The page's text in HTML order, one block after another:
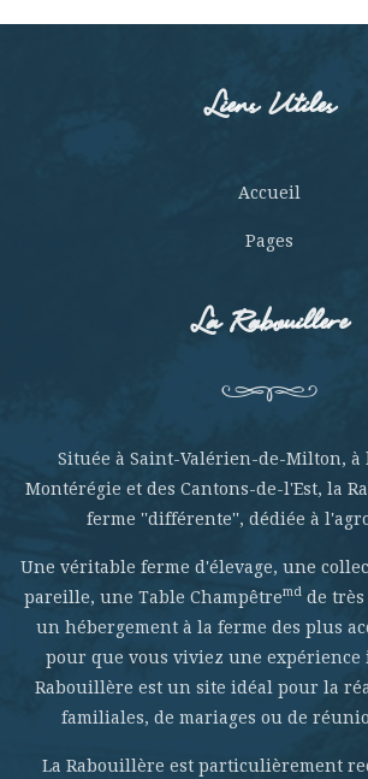
Liens Utiles
Accueil
Pages
La Rabouillere
Située à Saint-Valérien-de-Milton, à
Montérégie et des Cantons-de-l'Est, la
ferme ''différente'', dédiée à
Une véritable ferme d'élevage, une
pareille, une Table Champêtremd de
un hébergement à la ferme des plus
pour que vous viviez une expérience
Rabouillère est un site idéal pour la
familiales, de mariages ou de
La Rabouillère est particulièrement